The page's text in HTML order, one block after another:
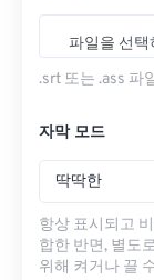
파일을 선택
.srt 또는 .ass 파
자막 모드
딱딱한
항상 표시되고
합한 반면, 별도
위해 켜거나 끌